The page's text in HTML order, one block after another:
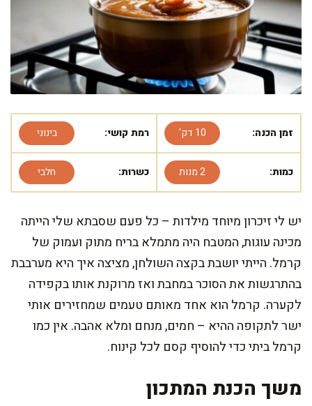
זמן הכנה: 10 דק' רמת קושי: בינוני
כמות: 2 מנות כשרות: חלבי
יש לי זיכרון מיוחד מילדות – כל פעם שסבתא שלי הייתה
מכינה עוגות, המטבח היה מתמלא בריח מתוק ועמוק של
קרמל. הייתי יושבת בקצה השולחן, מציצה איך היא מערבבת
בהתרגשות את הסוכר במחבת ואז מרוקנת אותו בקפידה
לקערה. קרמל הוא אחד מאותם טעמים שמחזירים אותי
ישר לתקופה ההיא – חמים, מנחם ומלא אהבה. אין כמו
קרמל ביתי כדי להוסיף קסם לכל קינוח.
משך הכנת המתכון